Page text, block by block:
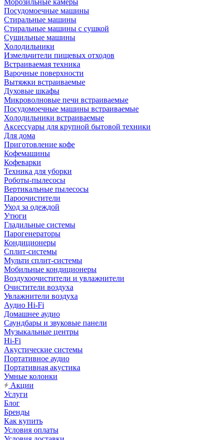
Морозильные камеры
Посудомоечные машины
Стиральные машины
Стиральные машины с сушкой
Сушильные машины
Холодильники
Измельчители пищевых отходов
Встраиваемая техника
Варочные поверхности
Вытяжки встраиваемые
Духовые шкафы
Микроволновые печи встраиваемые
Посудомоечные машины встраиваемые
Холодильники встраиваемые
Аксессуары для крупной бытовой техники
Для дома
Приготовление кофе
Кофемашины
Кофеварки
Техника для уборки
Роботы-пылесосы
Вертикальные пылесосы
Пароочистители
Уход за одеждой
Утюги
Гладильные системы
Парогенераторы
Кондиционеры
Сплит-системы
Мульти сплит-системы
Мобильные кондиционеры
Воздухоочистители и увлажнители
Очистители воздуха
Увлажнители воздуха
Аудио Hi-Fi
Домашнее аудио
Саундбары и звуковые панели
Музыкальные центры
Hi-Fi
Акустические системы
Портативное аудио
Портативная акустика
Умные колонки
Акции
Услуги
Блог
Бренды
Как купить
Условия оплаты